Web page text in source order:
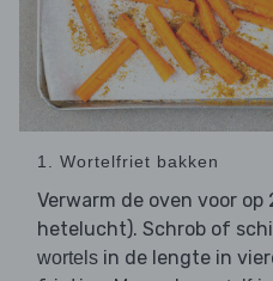
1. Wortelfriet bakken
Verwarm de oven voor op
hetelucht). Schrob of
wortels in de lengte in